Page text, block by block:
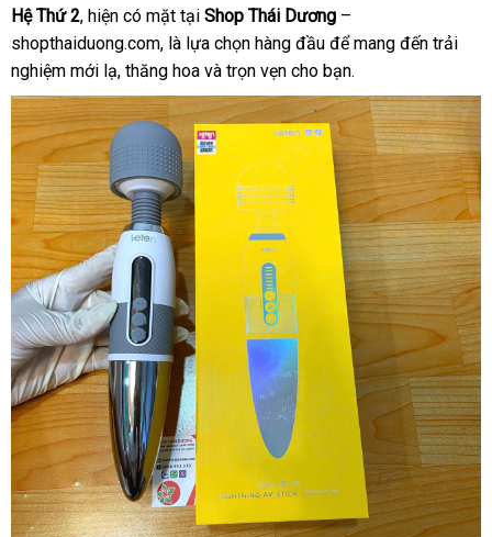
Hệ Thứ 2, hiện có mặt tại Shop Thái Dương –
shopthaiduong.com, là lựa chọn hàng đầu để mang đến trải
nghiệm mới lạ, thăng hoa và trọn vẹn cho bạn.